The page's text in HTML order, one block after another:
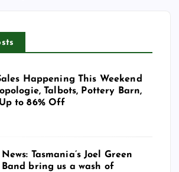
Happening This Weekend
Talbots, Pottery Barn,
to 86% Off
News: Tasmania’s Joel Green
Band bring us a wash of